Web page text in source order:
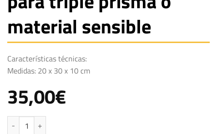
material sensible
Características técnicas:
Medidas: 20 x 30 x 10 cm
35,00€
61-2540 Bolsa Settop para triple prisma o material sensible cantidad